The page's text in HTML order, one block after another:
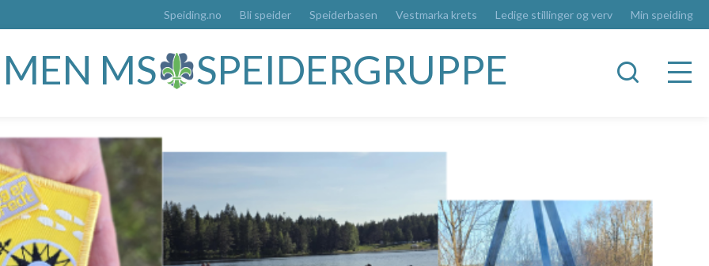
Speiding.no Bli speider Speiderbasen Vestmarka krets Ledige stillinger og verv Min speiding
MS SPEIDERGRUPPE